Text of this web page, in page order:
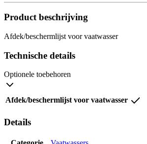
Product beschrijving
Afdek/beschermlijst voor vaatwasser
Technische details
Optionele toebehoren
Afdek/beschermlijst voor vaatwasser
Details